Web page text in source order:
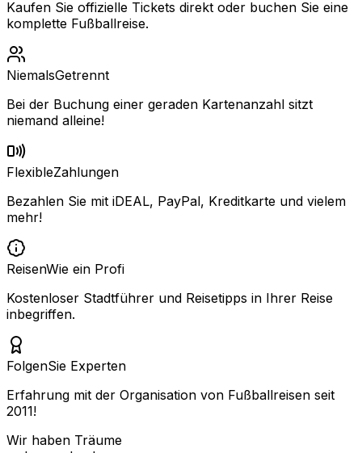
Kaufen Sie offizielle Tickets direkt oder buchen Sie eine
komplette Fußballreise.
NiemalsGetrennt
Bei der Buchung einer geraden Kartenanzahl sitzt
niemand alleine!
FlexibleZahlungen
Bezahlen Sie mit iDEAL, PayPal, Kreditkarte und vielem
mehr!
ReisenWie ein Profi
Kostenloser Stadtführer und Reisetipps in Ihrer Reise
inbegriffen.
FolgenSie Experten
Erfahrung mit der Organisation von Fußballreisen seit
2011!
Wir haben Träume